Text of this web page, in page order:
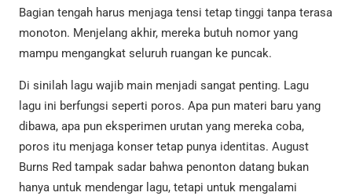
Bagian tengah harus menjaga tensi tetap tinggi tanpa terasa
monoton. Menjelang akhir, mereka butuh nomor yang
mampu mengangkat seluruh ruangan ke puncak.
Di sinilah lagu wajib main menjadi sangat penting. Lagu
lagu ini berfungsi seperti poros. Apa pun materi baru yang
dibawa, apa pun eksperimen urutan yang mereka coba,
poros itu menjaga konser tetap punya identitas. August
Burns Red tampak sadar bahwa penonton datang bukan
hanya untuk mendengar lagu, tetapi untuk mengalami